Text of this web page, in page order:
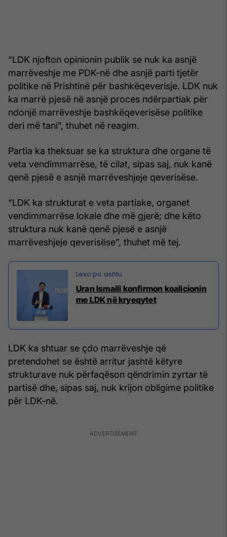
“LDK njofton opinionin publik se nuk ka asnjë
marrëveshje me PDK-në dhe asnjë parti tjetër
politike në Prishtinë për bashkëqeverisje. LDK nuk
ka marrë pjesë në asnjë proces ndërpartiak për
ndonjë marrëveshje bashkëqeverisëse politike
deri më tani”, thuhet në reagim.
Partia ka theksuar se ka struktura dhe organe të
veta vendimmarrëse, të cilat, sipas saj, nuk kanë
qenë pjesë e asnjë marrëveshjeje qeverisëse.
“LDK ka strukturat e veta partiake, organet
vendimmarrëse lokale dhe më gjerë; dhe këto
struktura nuk kanë qenë pjesë e asnjë
marrëveshjeje qeverisëse”, thuhet më tej.
Uran Ismaili konfirmon koalicionin
me LDK në kryeqytet
LDK ka shtuar se çdo marrëveshje që
pretendohet se është arritur jashtë këtyre
strukturave nuk përfaqëson qëndrimin zyrtar të
partisë dhe, sipas saj, nuk krijon obligime politike
për LDK-në.